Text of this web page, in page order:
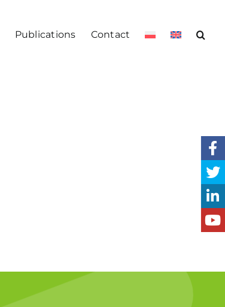
Publications Contact